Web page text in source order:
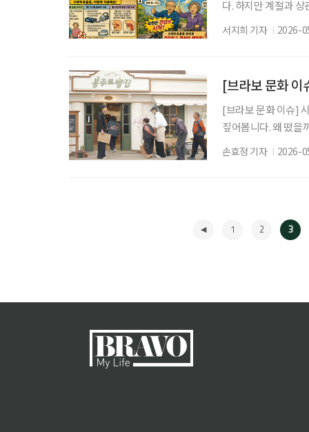
다. 하지만 계절과
볼 필요가 있습니
다면 ‘수면무호흡
서지희 기자 2026-
[브라보 문화
[브라보 문화 이슈]
짚어봅니다. 왜 떴을
이 예능 '봉주르빵
빵집에는 만 65세 이
손효정 기자 2026-
1 2 3